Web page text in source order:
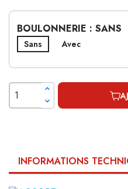
BOULONNERIE : SANS
Sans Avec
INFORMATIONS